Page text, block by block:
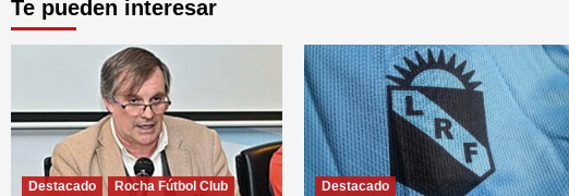
Te pueden interesar
Destacado Rocha Fútbol Club Destacado